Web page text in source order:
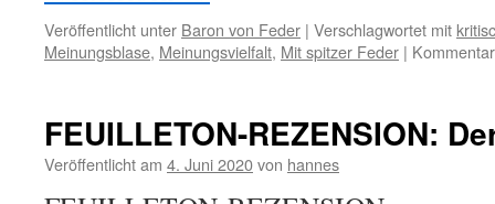
Veröffentlicht unter Baron von Feder | Verschlagwortet mit
Meinungsblase, Meinungsvielfalt, Mit spitzer Feder |
FEUILLETON-REZENSION:
Veröffentlicht am 4. Juni 2020von hannes